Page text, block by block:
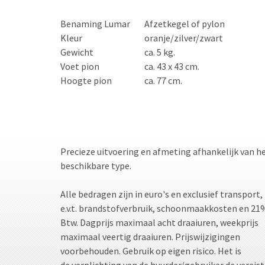
Benaming Lumar Afzetkegel of pylon
Kleur
oranje/zilver/zwart
Gewicht
ca. 5 kg.
Voet pion
ca. 43 x 43 cm.
Hoogte pion
ca. 77 cm.
Precieze uitvoering en afmeting afhankelijk van
beschikbare type.
Alle bedragen zijn in euro's en exclusief transport,
e.v.t. brandstofverbruik, schoonmaakkosten en
Btw. Dagprijs maximaal acht draaiuren, weekprijs
maximaal veertig draaiuren. Prijswijzigingen
voorbehouden. Gebruik op eigen risico. Het is